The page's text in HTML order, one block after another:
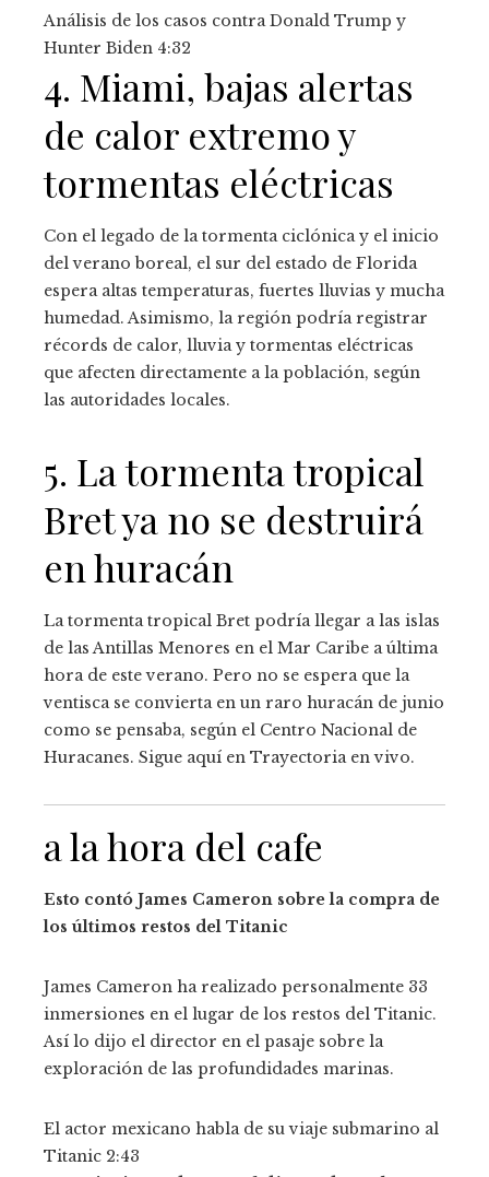
Análisis de los casos contra Donald Trump y
Hunter Biden 4:32
4. Miami, bajas alertas
de calor extremo y
tormentas eléctricas
Con el legado de la tormenta ciclónica y el inicio
del verano boreal, el sur del estado de Florida
espera altas temperaturas, fuertes lluvias y mucha
humedad. Asimismo, la región podría registrar
récords de calor, lluvia y tormentas eléctricas
que afecten directamente a la población, según
las autoridades locales.
5. La tormenta tropical
Bret ya no se destruirá
en huracán
La tormenta tropical Bret podría llegar a las islas
de las Antillas Menores en el Mar Caribe a última
hora de este verano. Pero no se espera que la
ventisca se convierta en un raro huracán de junio
como se pensaba, según el Centro Nacional de
Huracanes. Sigue aquí en Trayectoria en vivo.
a la hora del cafe
Esto contó James Cameron sobre la compra de
los últimos restos del Titanic
James Cameron ha realizado personalmente 33
inmersiones en el lugar de los restos del Titanic.
Así lo dijo el director en el pasaje sobre la
exploración de las profundidades marinas.
El actor mexicano habla de su viaje submarino al
Titanic 2:43